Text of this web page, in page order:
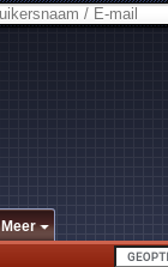
Meer